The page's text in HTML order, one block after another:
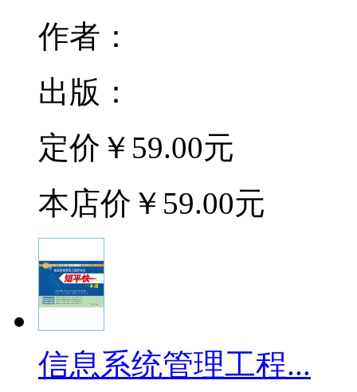
作者：
出版：
定价 ￥59.00元
本店价 ￥59.00元
信息系统管理工程...